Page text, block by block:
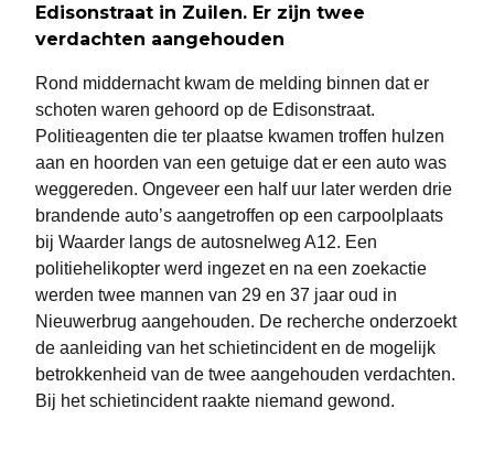
Edisonstraat in Zuilen. Er zijn twee
verdachten aangehouden
Rond middernacht kwam de melding binnen dat er
schoten waren gehoord op de Edisonstraat.
Politieagenten die ter plaatse kwamen troffen hulzen
aan en hoorden van een getuige dat er een auto was
weggereden. Ongeveer een half uur later werden drie
brandende auto’s aangetroffen op een carpoolplaats
bij Waarder langs de autosnelweg A12. Een
politiehelikopter werd ingezet en na een zoekactie
werden twee mannen van 29 en 37 jaar oud in
Nieuwerbrug aangehouden. De recherche onderzoekt
de aanleiding van het schietincident en de mogelijk
betrokkenheid van de twee aangehouden verdachten.
Bij het schietincident raakte niemand gewond.